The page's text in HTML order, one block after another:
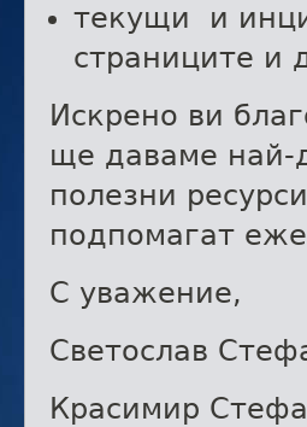
текущи и
страниците и
Искрено ви
ще даваме най-
полезни
подпомагат
С уважение,
Светослав
Красимир